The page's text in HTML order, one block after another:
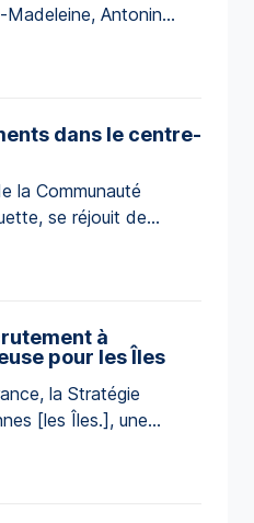
Antonin
de travail imposé le
Québec. Sans crier
Canada a décrété
à […]
dans le centre-
la Communauté
se réjouit de
provinciale Maïté
un projet de l’Office
est un
nombreuses années,
à
pour les Îles
la Stratégie
[les Îles.], une
a accompagné une